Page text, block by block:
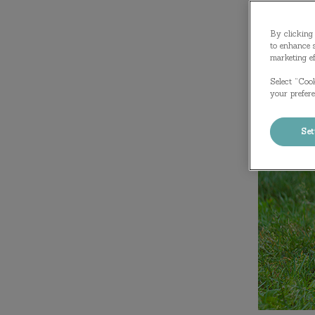
By clicking
to enhance
marketing
Select
your